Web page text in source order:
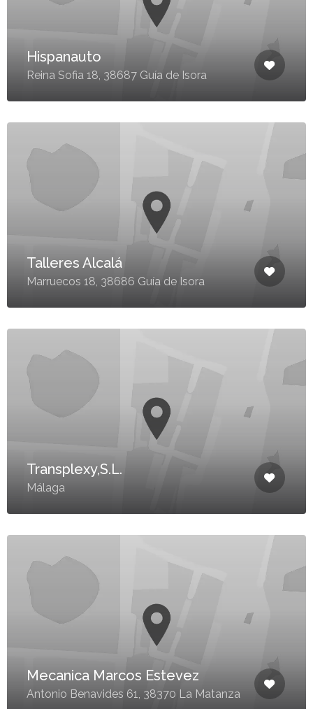
Hispanauto
Reina Sofia 18, 38687 Guía de Isora
Talleres Alcalá
Marruecos 18, 38686 Guía de Isora
Transplexy,S.L.
Málaga
Mecanica Marcos Estevez
Antonio Benavides 61, 38370 La Matanza